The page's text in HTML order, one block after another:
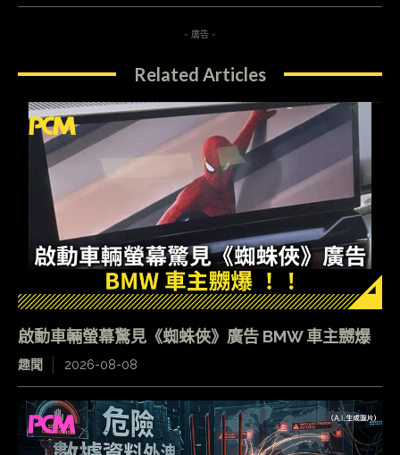
- 廣告 -
Related Articles
啟動車輛螢幕驚見《蜘蛛俠》廣告 BMW 車主嬲爆
趣聞 2026-08-08